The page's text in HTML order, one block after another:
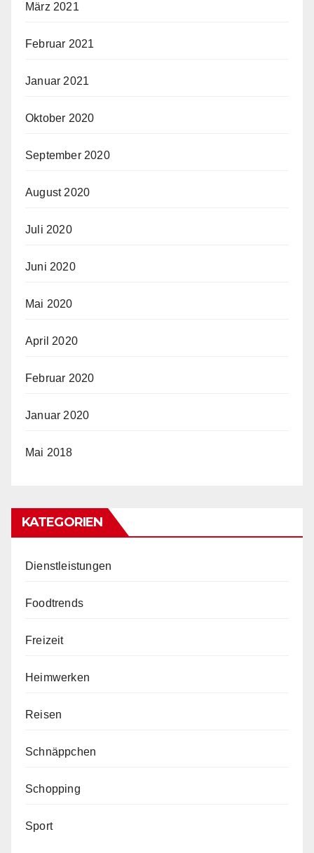
März 2021
Februar 2021
Januar 2021
Oktober 2020
September 2020
August 2020
Juli 2020
Juni 2020
Mai 2020
April 2020
Februar 2020
Januar 2020
Mai 2018
KATEGORIEN
Dienstleistungen
Foodtrends
Freizeit
Heimwerken
Reisen
Schnäppchen
Schopping
Sport